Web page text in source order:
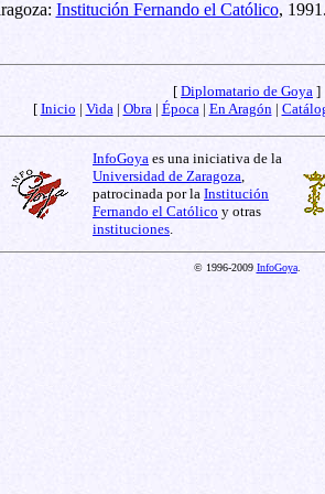
Institución Fernando el Católico,
[ Diplomatario de Goya ]
[ Inicio | Vida | Obra | Época | En Aragón |
InfoGoya es una iniciativa de la
Universidad de Zaragoza
patrocinada por la Institución
Fernando el Católico y otras
instituciones
© 1996-2009 InfoGoya.